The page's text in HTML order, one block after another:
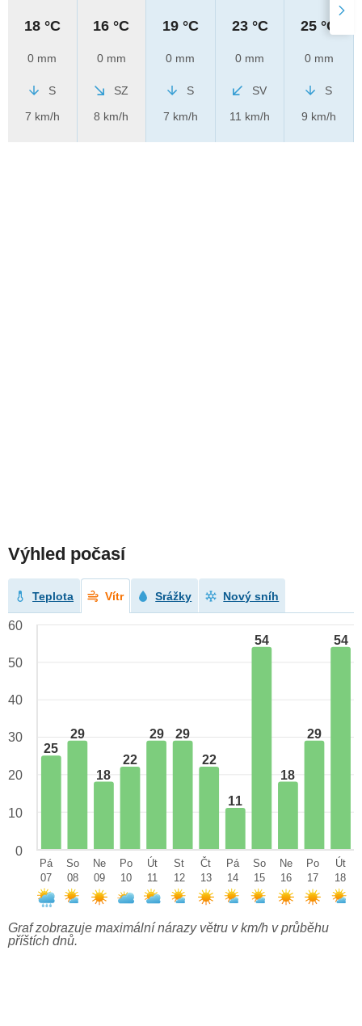
18 °C
0 mm
S
7 km/h
16 °C
0 mm
SZ
8 km/h
19 °C
0 mm
S
7 km/h
23 °C
0 mm
SV
11 km/h
25 °C
0 mm
S
9 km/h
Výhled počasí
Teplota Vítr Srážky Nový sníh
25
29
18
22
29
29
22
11
54
18
29
54
60
50
40
30
20
10
0
Pá
07
So
08
Ne
09
Po
10
Út
11
St
12
Čt
13
Pá
14
So
15
Ne
16
Po
17
Út
18
Graf zobrazuje maximální nárazy větru v km/h v průběhu
příštích dnů.